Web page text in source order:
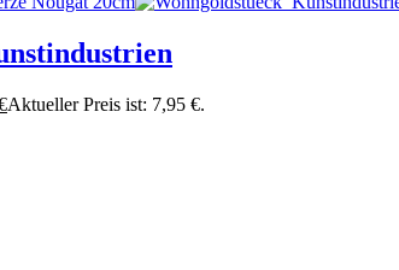
Aktueller Preis ist: 7,95 €.